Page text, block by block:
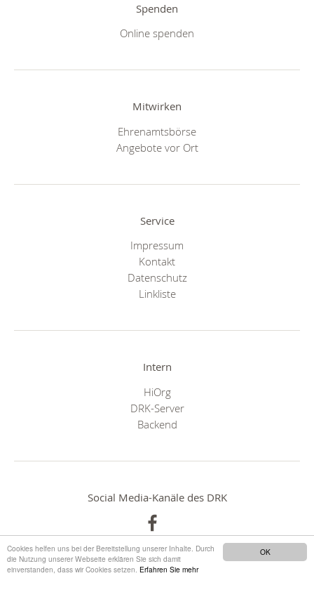
OK
Cookies helfen uns bei der Bereitstellung unserer Inhalte. Durch
die Nutzung unserer Webseite erklären Sie sich damit
einverstanden, dass wir Cookies setzen. Erfahren Sie mehr
Spenden
Online spenden
Mitwirken
Ehrenamtsbörse
Angebote vor Ort
Service
Impressum
Kontakt
Datenschutz
Linkliste
Intern
HiOrg
DRK-Server
Backend
Social Media-Kanäle des DRK